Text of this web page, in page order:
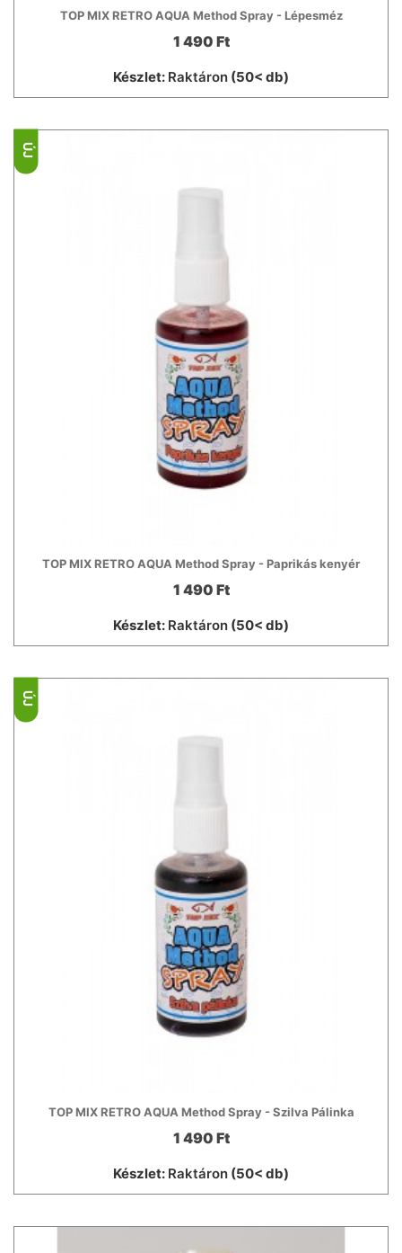
TOP MIX RETRO AQUA Method Spray - Lépesméz
1 490 Ft
Készlet: Raktáron (50< db)
TOP MIX RETRO AQUA Method Spray - Paprikás kenyér
1 490 Ft
Készlet: Raktáron (50< db)
ÚJ
TOP MIX RETRO AQUA Method Spray - Szilva Pálinka
1 490 Ft
Készlet: Raktáron (50< db)
ÚJ